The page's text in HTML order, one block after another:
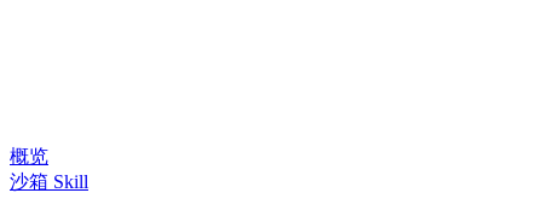
概览
沙箱 Skill